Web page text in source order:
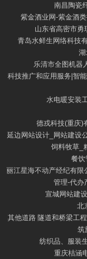
南昌陶瓷
紫金酒业网-紫金酒
山东省高密市勇
青岛水鲜生网络科技
乐清市全图机器
科技推广和应用服务|智
水电暖安装
德戎科技(重庆)
延边网站设计_网站建设
饲料牧草_
餐饮
丽江星海不动产经纪有限
管理-代办
宣城网站建
北
其他道路 隧道和桥梁工
筑
纺织品、服装
重庆桔涵